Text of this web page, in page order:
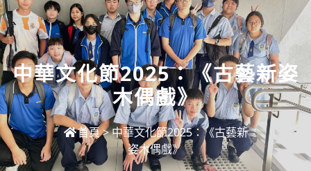
中華文化節2025：《古藝新姿
木偶戲》
首頁>中華文化節2025：《古藝新
姿木偶戲》